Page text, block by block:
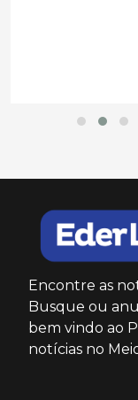
Encontre as
Busque ou
bem vindo ao
notícias no